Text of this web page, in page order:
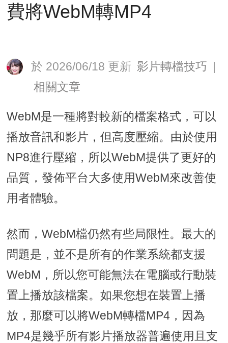
費將WebM轉MP4
於 2026/06/18 更新 影片轉檔技巧
相關文章
WebM是一種將對較新的檔案格式，可以
播放音訊和影片，但高度壓縮。由於使用
NP8進行壓縮，所以WebM提供了更好的
品質，發佈平台大多使用WebM來改善使
用者體驗。
然而，WebM檔仍然有些局限性。最大的
問題是，並不是所有的作業系統都支援
WebM，所以您可能無法在電腦或行動裝
置上播放該檔案。如果您想在裝置上播
放，那麼可以將WebM轉檔MP4，因為
MP4是幾乎所有影片播放器普遍使用且支